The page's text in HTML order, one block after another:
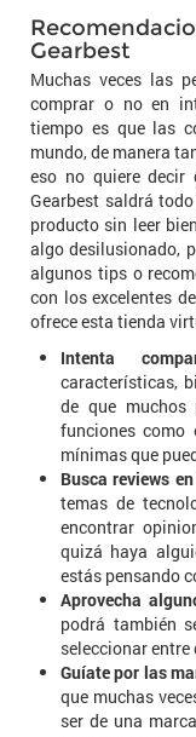
Gearbest
Muchas veces las
comprar o no en
tiempo es que las
mundo, de manera
eso no quiere decir
Gearbest saldrá
producto sin leer
algo desilusionado,
algunos tips o
con los excelentes
ofrece esta tienda
Intenta
características,
de que
funciones como
mínimas que
Busca reviews
temas de
encontrar
quizá haya
estás pensando
Aprovecha
podrá también
seleccionar
Guíate por las
que muchas
ser de una